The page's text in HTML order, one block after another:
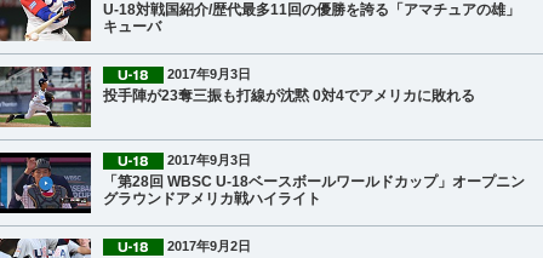
U-18対戦国紹介/歴代最多11回の優勝を誇る「アマチュアの雄」
キューバ
2017年9月3日
投手陣が23奪三振も打線が沈黙 0対4でアメリカに敗れる
2017年9月3日
「第28回 WBSC U-18ベースボールワールドカップ」オープニン
グラウンドアメリカ戦ハイライト
2017年9月2日